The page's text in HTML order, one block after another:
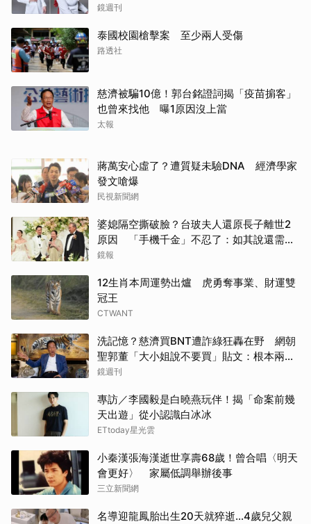
鏡週刊
泰國校園槍擊案 至少兩人受傷
路透社
慈濟被騙10億！郭台銘證詞揭「疫苗掮客」
也曾來找他 曝1原因沒上當
太報
蔣萬安心虛了？遭質疑未驗DNA 經濟學家
發文嗆爆
民視新聞網
婆媳隔空撕破臉？台玻夫人還原長子離世2
原因 「手機千金」不忍了：如其說還需要
離開嗎？
鏡報
12生肖本周運勢出爐 虎勇奪事業、財運雙
冠王
CTWANT
洗記憶？慈濟買BNT遭詐綠狂轟在野 網朝
聖郭董「大小姐說不要買」貼文：根本兩碼
事
鏡週刊
專訪／李國毅是白曉燕玩伴！揭「命案前幾
天出遊」從小認識白冰冰
ETtoday星光雲
小秦漢張海漢逝世享壽68歲！曾合唱〈明天
會更好〉 家屬低調舉辦後事
三立新聞網
名導迎龍鳳胎出生20天就猝逝...4歲兒父親